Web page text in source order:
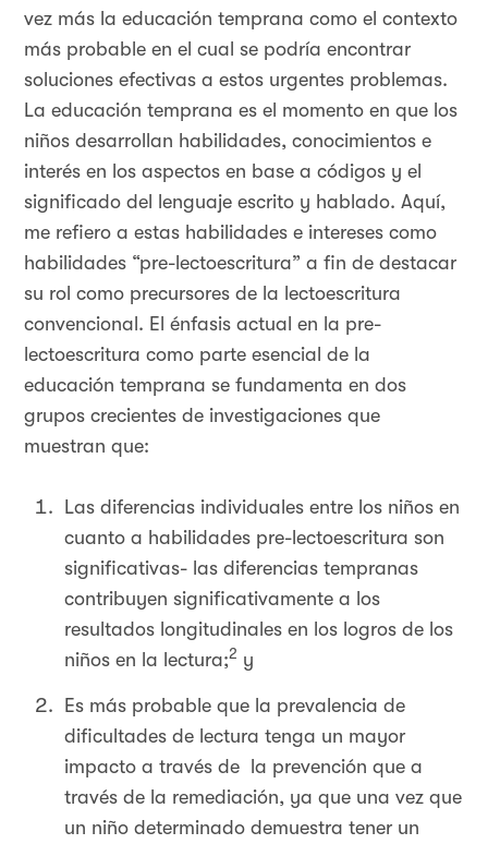
vez más la educación temprana como el contexto
más probable en el cual se podría encontrar
soluciones efectivas a estos urgentes problemas.
La educación temprana es el momento en que los
niños desarrollan habilidades, conocimientos e
interés en los aspectos en base a códigos y el
significado del lenguaje escrito y hablado. Aquí,
me refiero a estas habilidades e intereses como
habilidades “pre-lectoescritura” a fin de destacar
su rol como precursores de la lectoescritura
convencional. El énfasis actual en la pre-
lectoescritura como parte esencial de la
educación temprana se fundamenta en dos
grupos crecientes de investigaciones que
muestran que:
Las diferencias individuales entre los niños en
cuanto a habilidades pre-lectoescritura son
significativas- las diferencias tempranas
contribuyen significativamente a los
resultados longitudinales en los logros de los
niños en la lectura;2 y
Es más probable que la prevalencia de
dificultades de lectura tenga un mayor
impacto a través de la prevención que a
través de la remediación, ya que una vez que
un niño determinado demuestra tener un